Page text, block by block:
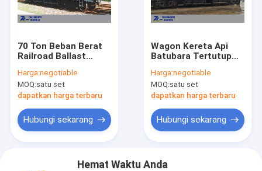
70 Ton Beban Berat
Railroad Ballast
Pneumatic Bongkar
Sistem
Harga:negotiable
MOQ:satu set
dapatkan harga terbaru
Hubungi sekarang
Wagon Kereta Api
Batubara Tertutup
Memuat Barang Van
Harga:negotiable
MOQ:satu set
dapatkan harga terbaru
Hubungi sekarang
Hemat Waktu Anda